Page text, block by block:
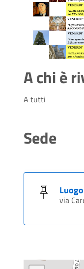
A chi è
A tutti
Sede
via